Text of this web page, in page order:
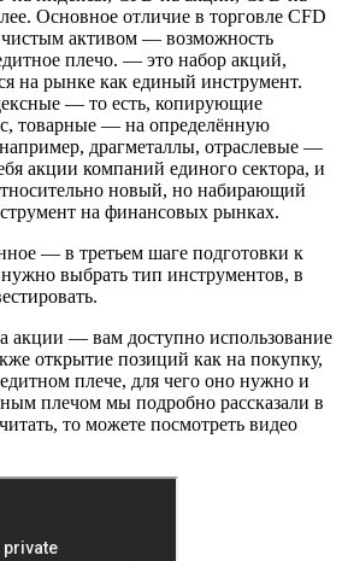
Основное отличие в торговле CFD
чистым активом — возможность
плечо. — это набор акций,
на рынке как единый инструмент.
— то есть, копирующие
товарные — на определённую
драгметаллы, отраслевые —
акции компаний единого сектора, и
новый, но набирающий
на финансовых рынках.
— в третьем шаге подготовки к
выбрать тип инструментов, в
акции — вам доступно использование
открытие позиций как на покупку,
плече, для чего оно нужно и
плечом мы подробно рассказали в
то можете посмотреть видео